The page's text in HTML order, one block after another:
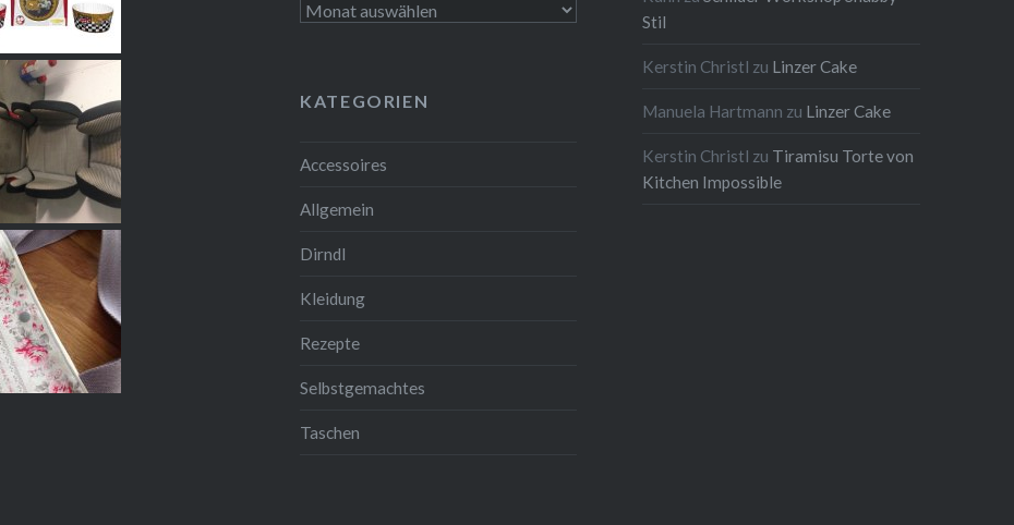
Stil
Kerstin Christl zu Linzer Cake
Manuela Hartmann zu Linzer Cake
Kerstin Christl zu Tiramisu Torte von
Kitchen Impossible
Archiv
KATEGORIEN
Accessoires
Allgemein
Dirndl
Kleidung
Rezepte
Selbstgemachtes
Taschen